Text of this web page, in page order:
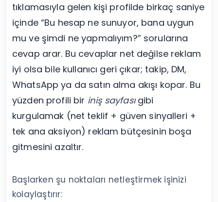
tıklamasıyla gelen kişi profilde birkaç saniye
içinde “Bu hesap ne sunuyor, bana uygun
mu ve şimdi ne yapmalıyım?” sorularına
cevap arar. Bu cevaplar net değilse reklam
iyi olsa bile kullanıcı geri çıkar; takip, DM,
WhatsApp ya da satın alma akışı kopar. Bu
yüzden profili bir iniş sayfasıgibi
kurgulamak (net teklif + güven sinyalleri +
tek ana aksiyon) reklam bütçesinin boşa
gitmesini azaltır.
Başlarken şu noktaları netleştirmek işinizi
kolaylaştırır: